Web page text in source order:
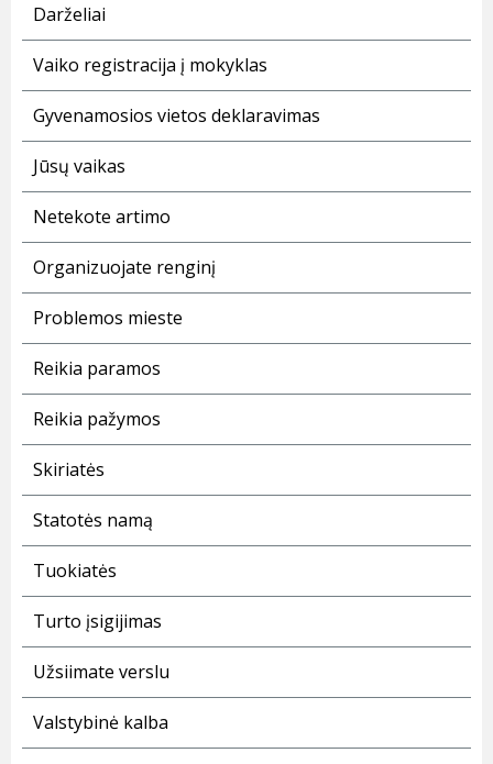
Darželiai
Vaiko registracija į mokyklas
Gyvenamosios vietos deklaravimas
Jūsų vaikas
Netekote artimo
Organizuojate renginį
Problemos mieste
Reikia paramos
Reikia pažymos
Skiriatės
Statotės namą
Tuokiatės
Turto įsigijimas
Užsiimate verslu
Valstybinė kalba